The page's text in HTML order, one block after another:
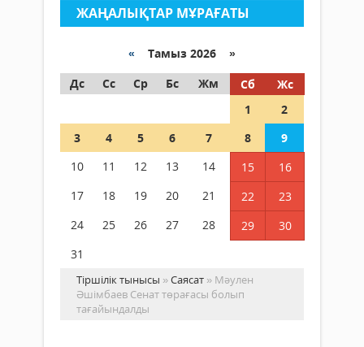
ЖАҢАЛЫҚТАР МҰРАҒАТЫ
« Тамыз 2026 »
Дс
Сс Ср Бс Жм Сб
Жс
1
2
3
4 5 6 7 8
9
10
11 12 13 14 15
16
17
18 19 20 21 22
23
24
25 26 27 28 29
30
31
Тіршілік тынысы »Саясат » Мәулен
Әшімбаев Сенат төрағасы болып
тағайындалды